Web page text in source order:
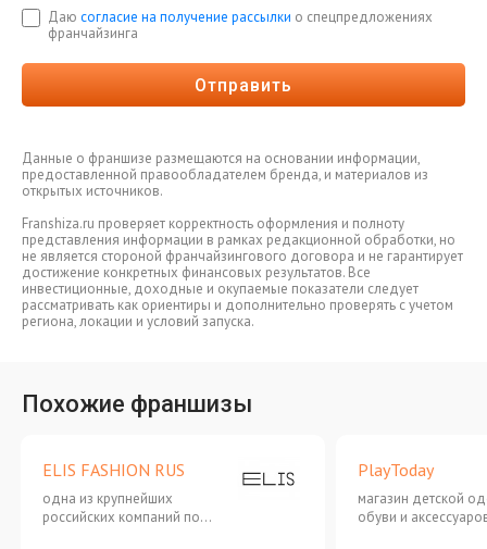
Даю согласие на получение рассылки о спецпредложениях
франчайзинга
Отправить
Данные о франшизе размещаются на основании информации,
предоставленной правообладателем бренда, и материалов из
открытых источников.
Franshiza.ru проверяет корректность оформления и полноту
представления информации в рамках редакционной обработки, но
не является стороной франчайзингового договора и не гарантирует
достижение конкретных финансовых результатов. Все
инвестиционные, доходные и окупаемые показатели следует
рассматривать как ориентиры и дополнительно проверять с учетом
региона, локации и условий запуска.
Похожие франшизы
ELIS FASHION RUS
одна из крупнейших
российских компаний по
PlayToday
магазин детской
обуви и